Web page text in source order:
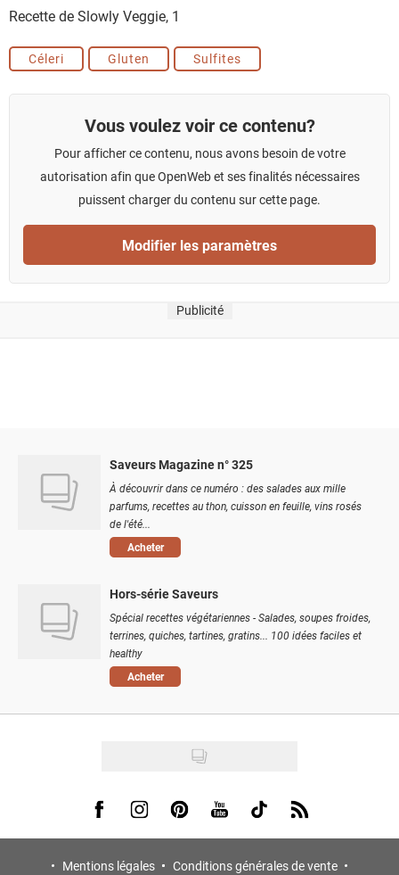
Recette de Slowly Veggie, 1
Céleri Gluten Sulfites
Vous voulez voir ce contenu?
Pour afficher ce contenu, nous avons besoin de votre
autorisation afin que OpenWeb et ses finalités nécessaires
puissent charger du contenu sur cette page.
Modifier les paramètres
Publicité
Saveurs Magazine n° 325
À découvrir dans ce numéro : des salades aux mille
parfums, recettes au thon, cuisson en feuille, vins rosés
de l'été...
Acheter
Hors-série Saveurs
Spécial recettes végétariennes - Salades, soupes froides,
terrines, quiches, tartines, gratins... 100 idées faciles et
healthy
Acheter
Visit us on Facebook
Visit us on Instagram
Visit us on Pinterest
Visit us on Youtube
Visit us on Tiktok
Visit us on Rss
Mentions légales
Conditions générales de vente